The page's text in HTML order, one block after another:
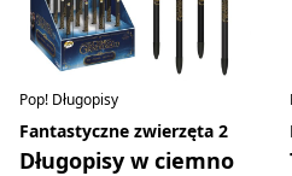
Pop! Długopisy
Fantastyczne zwierzęta 2
Długopisy w ciemno